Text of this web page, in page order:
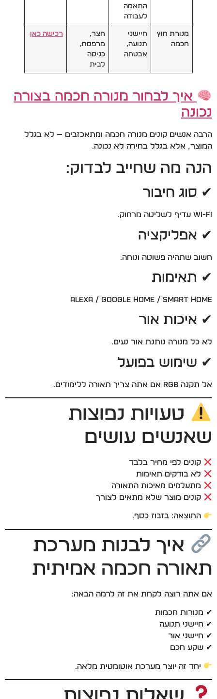
התאמה
לעבודה
מנורת חוץ
חכמה
חיישני
תנועה,
אבטחה
חצר,
מרפסת,
כניסה
לבית
רכישה כאן
איך לבחור מנורה חכמה בצורה
נכונה
הרבה אנשים קונים מנורה חכמה ומתאכזבים — לא בגלל
המוצר, אלא בגלל בחירה לא נכונה.
הנה מה שחייב לבדוק:
✔ סוג חיבור
Wi-Fi עדיף לשליטה מרחוק.
✔ אפליקציה
חשוב שתהיה פשוטה ונוחה.
✔ תאימות
Alexa / Google Home / Smart Home
✔ איכות אור
לא כל מנורה נותנת אור נעים.
✔ שימוש בפועל
אל תקנה RGB אם אתה צריך תאורה ללימודים.
טעויות נפוצות
שאנשים עושים
קונים לפי מחיר בלבד
לא בודקים תאימות
מתעלמים מאיכות התאורה
קונים מוצר שלא מתאים לצורך
התוצאה: בזבוז כסף.
איך לבנות מערכת
תאורה חכמה אמיתית
אם אתה רוצה לקחת את זה לרמה הבאה:
✔ מנורות חכמות
✔ חיישני תנועה
✔ חיישני אור
✔ שקע חכם
יחד זה יוצר מערכת אוטומטית מלאה.